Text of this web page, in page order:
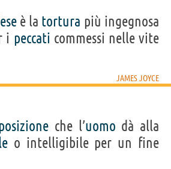
è la tortura più ingegnosa
i peccati commessi nelle vite
JAMES JOYCE
che l’uomo dà alla
o intelligibile per un fine